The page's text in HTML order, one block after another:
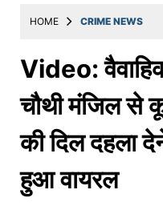
ट्रॅव्हल
खाना
HOME CRIME NEWS
Video:
चौथी मंजिल से
की दिल दहला
हुआ वायरल